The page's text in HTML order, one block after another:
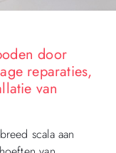
door
reparaties,
van
scala aan